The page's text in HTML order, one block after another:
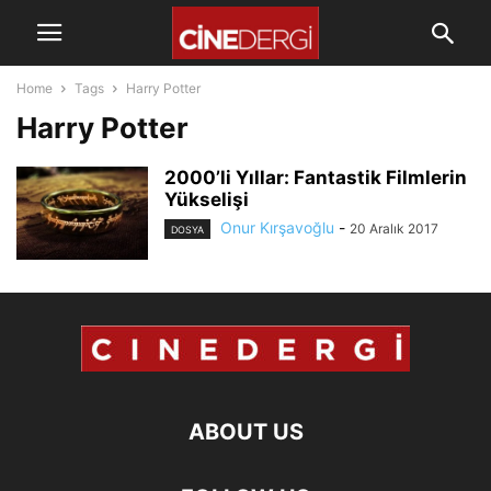
Home Tags Harry Potter
Harry Potter
2000’li Yıllar: Fantastik Filmlerin
Yükselişi
DOSYA Onur Kırşavoğlu - 20 Aralık 2017
ABOUT US